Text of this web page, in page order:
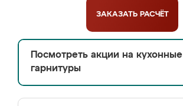
ЗАКАЗАТЬ РАСЧЁТ
Посмотреть акции на кухонные
гарнитуры